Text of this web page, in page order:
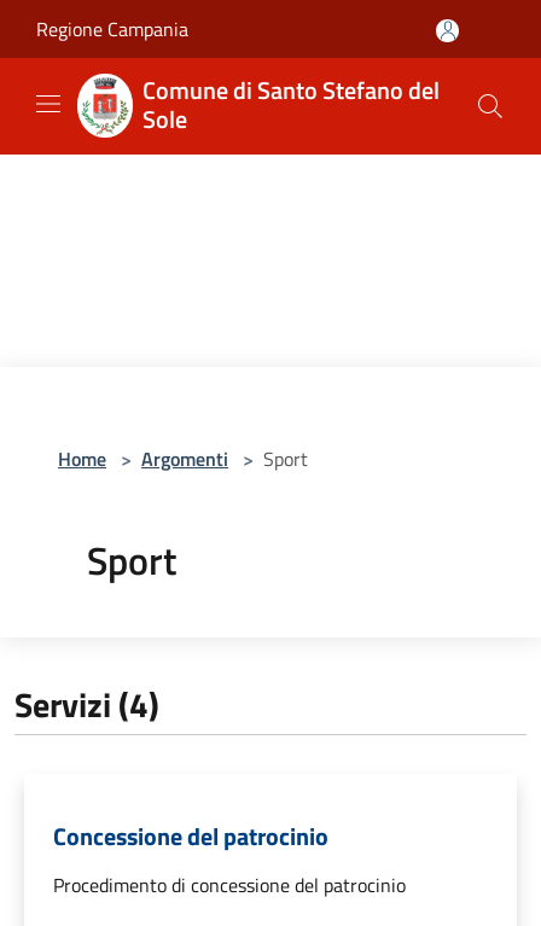
Regione Campania
Comune di Santo Stefano del
Sole
Home > Argomenti > Sport
Sport
Servizi (4)
Concessione del patrocinio
Procedimento di concessione del patrocinio